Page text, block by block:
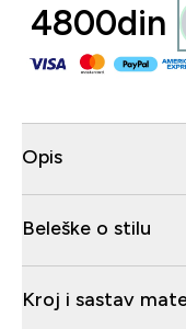
4800din‎
Opis
Beleške o stilu
Kroj i sastav